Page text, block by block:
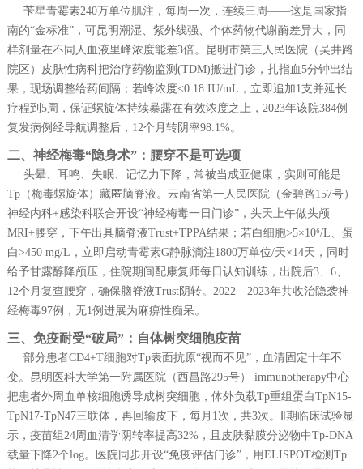
苄星青霉素240万单位肌注，每周一次，连续三周——这是国家指
南的“金标准”，可昆明潮湿、紫外线强、个体药物代谢酶差异大，同
样剂量在不同人血液里峰浓度能差3倍。昆明市第三人民医院（吴井路
院区）皮肤性病科把治疗药物监测(TDM)搬进门诊，扎指血5分钟出结
果，现场调整给药间隔；若峰浓度<0.18 IU/mL，立即追加1支并延长
疗程到5周，保证螺旋体持续暴露在有效浓度之上，2023年该院384例
复发病例经导航调整后，12个月转阴率98.1%。
二、神经梅毒“隐身术”：腰穿不是可选项
头晕、耳鸣、失眠、记忆力下降，常被当成亚健康，实则可能是
Tp（梅毒螺旋体）藏匿脑脊液。云南省第一人民医院（金碧路157号）
神经内科+感染科联合开设“神经梅毒一日门诊”，头天上午做头颅
MRI+腰穿，下午出具脑脊液Trust+TPPA结果；若白细胞>5×10⁶/L、蛋
白>450 mg/L，立即启动青霉素G静脉滴注1800万单位/天×14天，同时
给予甘露醇降颅压，住院期间配康复师每日认知训练，出院后3、6、
12个月复查腰穿，确保脑脊液Trust阴转。2022—2023年共收治隐袭神
经梅毒97例，无1例进展为麻痹性痴呆。
三、免疫耐受“破局”：自体树突细胞疫苗
部分患者CD4+T细胞对Tp表面抗原“视而不见”，血清固定十年不
变。昆明医科大学第一附属医院（西昌路295号） immunotherapy中心
把患者外周血单核细胞诱导成树突细胞，体外负载Tp重组蛋白TpN15-
TpN17-TpN47三联体，再回输皮下，每月1次，共3次。Ⅱ期临床试验显
示，疫苗组24周血清学阴转率提高32%，且皮肤黏膜分泌物中Tp-DNA
载量下降2个log。医院同步开设“免疫评估门诊”，用ELISPOT检测Tp